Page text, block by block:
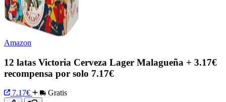
Amazon
12 latas Victoria Cerveza Lager Malagueña + 3.17€
recompensa por solo 7.17€
7.17€ Gratis